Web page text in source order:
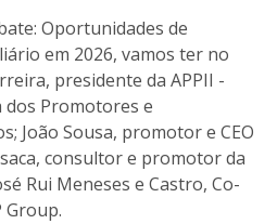
Oportunidades de
em 2026, vamos ter no
presidente da APPII -
dos Promotores e
João Sousa, promotor e CEO
consultor e promotor da
Rui Meneses e Castro, Co-
Group.